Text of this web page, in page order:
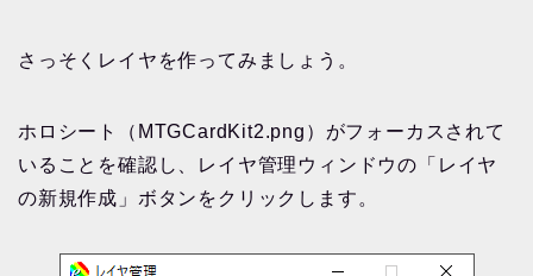
さっそくレイヤを作ってみましょう。
ホロシート（MTGCardKit2.png）がフォーカスされて
いることを確認し、レイヤ管理ウィンドウの「レイヤ
の新規作成」ボタンをクリックします。